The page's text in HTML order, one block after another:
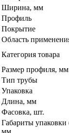
Ширина, мм
Профиль
Покрытие
Область
Категория товара
Размер профиля, мм
Тип трубы
Упаковка
Длина, мм
Фасовка, шт.
Габариты
мм